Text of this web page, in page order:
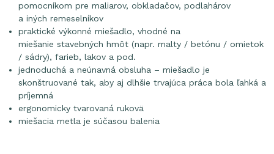
pomocníkom pre maliarov, obkladačov, podlahárov
a iných remeselníkov
praktické výkonné miešadlo, vhodné na
miešanie stavebných hmôt (napr. malty / betónu / omietok
/ sádry), farieb, lakov a pod.
jednoduchá a neúnavná obsluha – miešadlo je
skonštruované tak, aby aj dlhšie trvajúca práca bola ľahká a
príjemná
ergonomicky tvarovaná rukovä
miešacia metla je súčasou balenia